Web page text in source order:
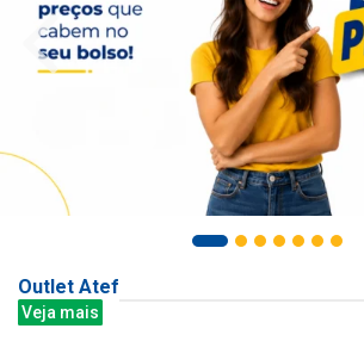
Outlet Atef
Veja mais